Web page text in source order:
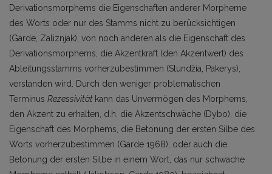
Derivationsmorphems die Eigenschaften anderer Morpheme
des Worts oder nur des Stamms nicht zu berücksichtigen
(Garde, Zaliznjak), von noch anderen als die Eigenschaft des
Derivationsmorphems, die Akzentkraft (den Akzentwert) des
Ableitungsstamms vorherzubestimmen (Stundžia, Pakerys),
verstanden wird. Durch den weniger problematischen
Terminus Rezessivität kann das Unvermögen des Morphems,
den Akzent zu erhalten, d.h. die Akzentschwäche (Dybo), die
Eigenschaft des Morphems, die Betonung der ersten Silbe des
Worts vorherzubestimmen (Garde 1968), oder auch die
Betonung der ersten Silbe in einem Wort, das nur schwache